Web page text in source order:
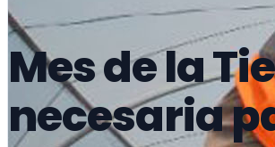
Mes de la
necesaria